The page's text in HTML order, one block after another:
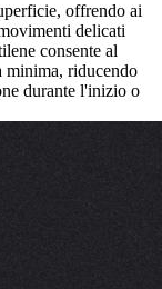
offrendo ai
delicati
consente al
minima, riducendo
durante l'inizio o